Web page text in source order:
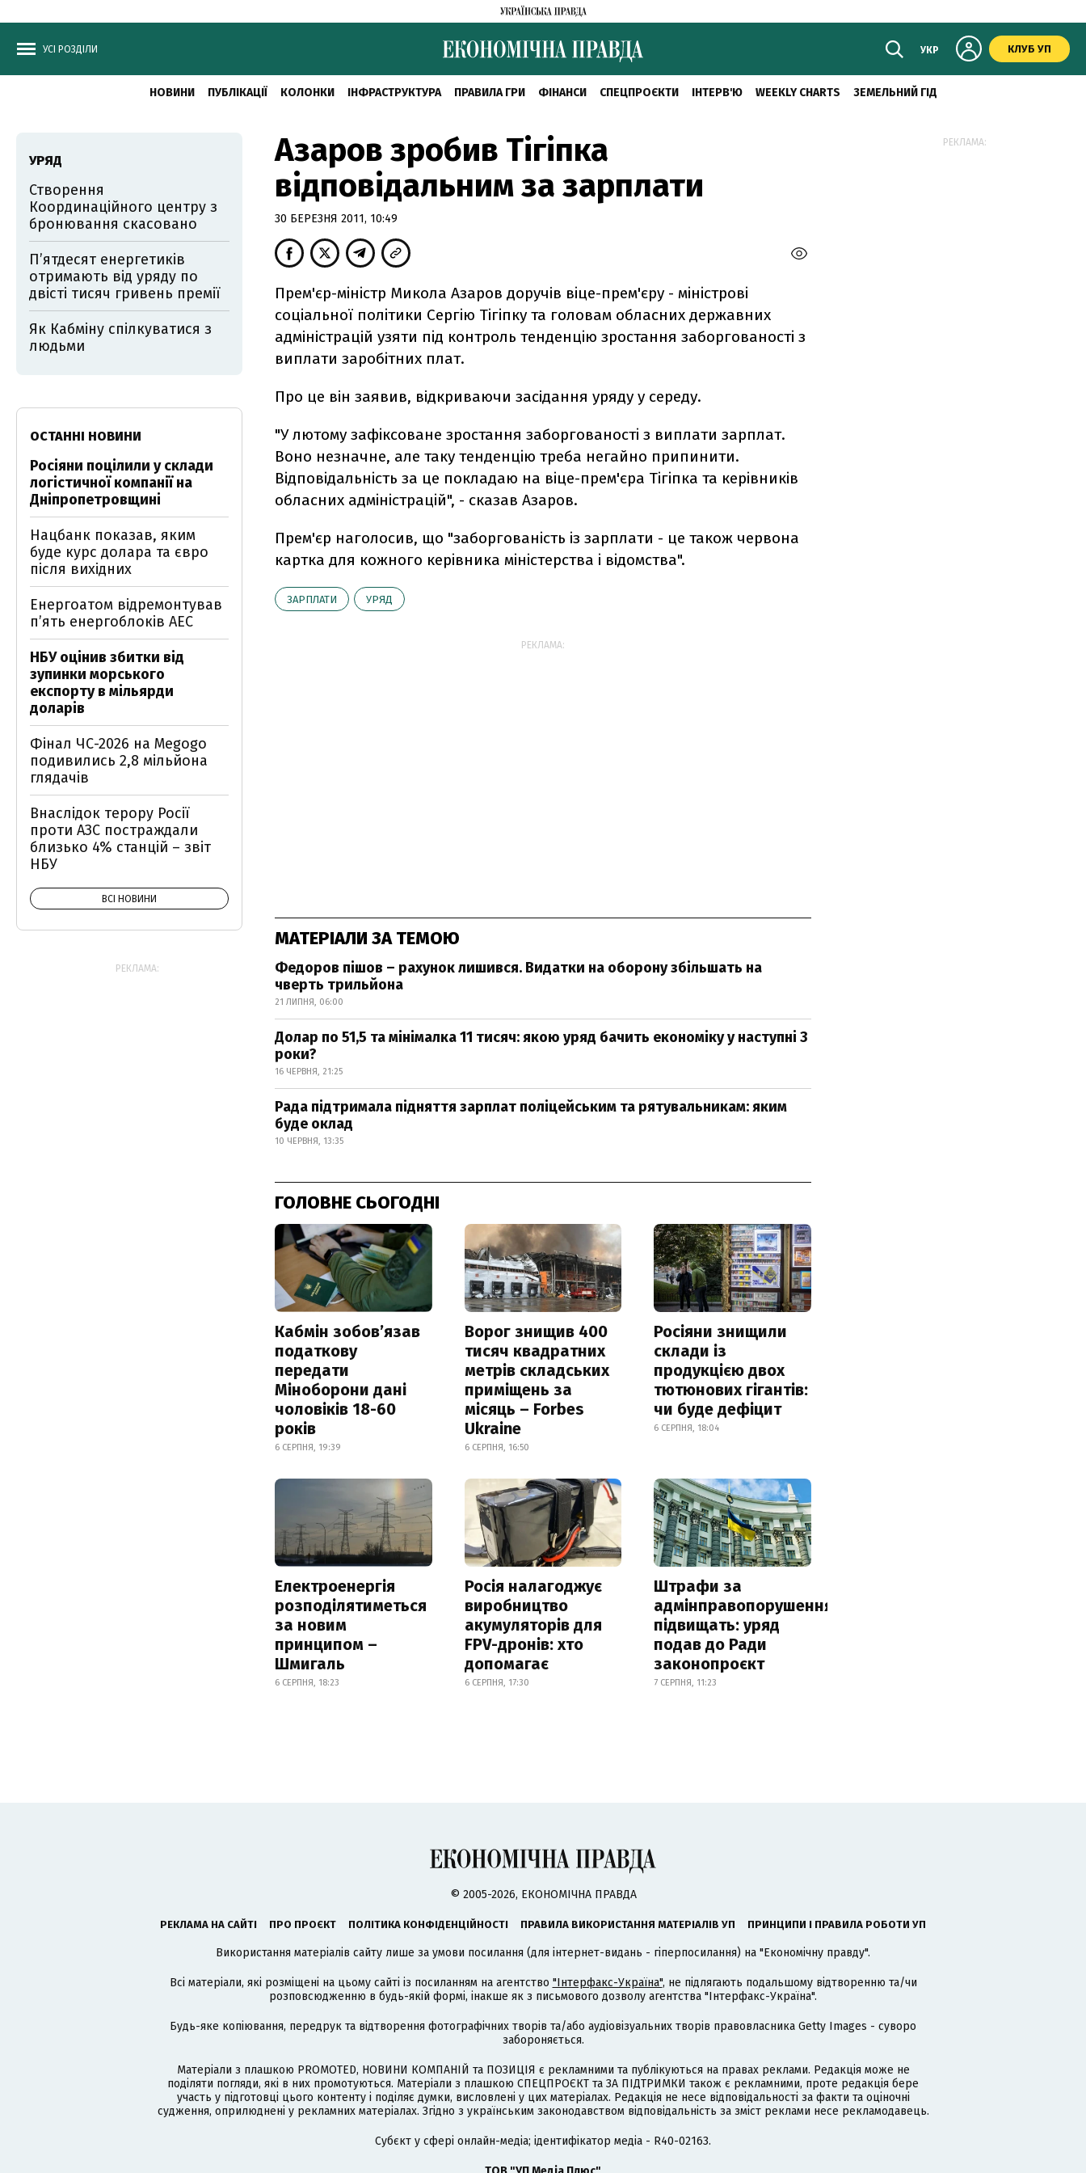
УСІ РОЗДІЛИ УКР КЛУБ УП
НОВИНИ ПУБЛІКАЦІЇ КОЛОНКИ ІНФРАСТРУКТУРА ПРАВИЛА ГРИ ФІНАНСИ СПЕЦПРОЄКТИ ІНТЕРВ'Ю WEEKLY CHARTS ЗЕМЕЛЬНИЙ ГІД
Азаров зробив Тiгiпка
відповідальним за зарплати
30 БЕРЕЗНЯ 2011, 10:49
Прем'єр-мiнiстр Микола Азаров доручів вiце-прем'єру - мiнiстровi
соцiальної полiтики Сергiю Тiгiпку та головам обласних державних
адміністрацій узяти пiд контроль тенденцiю зростання заборгованостi з
виплати заробiтних плат.
Про це він заявив, відкриваючи засідання уряду у середу.
"У лютому зафiксоване зростання заборгованостi з виплати зарплат.
Воно незначне, але таку тенденцiю треба негайно припинити.
Вiдповiдальнiсть за це покладаю на вiце-прем'єра Тiгiпка та керiвникiв
обласних адмiнiстрацiй", - сказав Азаров.
Прем'єр наголосив, що "заборгованiсть iз зарплати - це також червона
картка для кожного керiвника мiнiстерства i вiдомства".
ЗАРПЛАТИ УРЯД
РЕКЛАМА:
МАТЕРІАЛИ ЗА ТЕМОЮ
Федоров пішов – рахунок лишився. Видатки на оборону збільшать на
чверть трильйона
21 ЛИПНЯ, 06:00
Долар по 51,5 та мінімалка 11 тисяч: якою уряд бачить економіку у наступні 3
роки?
16 ЧЕРВНЯ, 21:25
Рада підтримала підняття зарплат поліцейським та рятувальникам: яким
буде оклад
10 ЧЕРВНЯ, 13:35
ГОЛОВНЕ СЬОГОДНІ
Кабмін зобовʼязав
податкову
передати
Міноборони дані
чоловіків 18-60
років
6 СЕРПНЯ, 19:39
Ворог знищив 400
тисяч квадратних
метрів складських
приміщень за
місяць – Forbes
Ukraine
6 СЕРПНЯ, 16:50
Росіяни знищили
склади із
продукцією двох
тютюнових гігантів:
чи буде дефіцит
6 СЕРПНЯ, 18:04
Електроенергія
розподілятиметься
за новим
принципом –
Шмигаль
6 СЕРПНЯ, 18:23
Росія налагоджує
виробництво
акумуляторів для
FPV-дронів: хто
допомагає
6 СЕРПНЯ, 17:30
Штрафи за
адмінправопорушення
підвищать: уряд
подав до Ради
законопроєкт
7 СЕРПНЯ, 11:23
УРЯД
Створення
Координаційного центру з
бронювання скасовано
П’ятдесят енергетиків
отримають від уряду по
двісті тисяч гривень премії
Як Кабміну спілкуватися з
людьми
ОСТАННІ НОВИНИ
Росіяни поцілили у склади
логістичної компанії на
Дніпропетровщині
Нацбанк показав, яким
буде курс долара та євро
після вихідних
Енергоатом відремонтував
п’ять енергоблоків АЕС
НБУ оцінив збитки від
зупинки морського
експорту в мільярди
доларів
Фінал ЧС-2026 на Megogo
подивились 2,8 мільйона
глядачів
Внаслідок терору Росії
проти АЗС постраждали
близько 4% станцій – звіт
НБУ
ВСІ НОВИНИ
РЕКЛАМА:
РЕКЛАМА:
© 2005-2026, ЕКОНОМІЧНА ПРАВДА
РЕКЛАМА НА САЙТІ ПРО ПРОЄКТ ПОЛІТИКА КОНФІДЕНЦІЙНОСТІ ПРАВИЛА ВИКОРИСТАННЯ МАТЕРІАЛІВ УП ПРИНЦИПИ І ПРАВИЛА РОБОТИ УП
Використання матеріалів сайту лише за умови посилання (для інтернет-видань - гіперпосилання) на "Економічну правду".
Всі матеріали, які розміщені на цьому сайті із посиланням на агентство "Інтерфакс-Україна", не підлягають подальшому відтворенню та/чи
розповсюдженню в будь-якій формі, інакше як з письмового дозволу агентства "Інтерфакс-Україна".
Будь-яке копіювання, передрук та відтворення фотографічних творів та/або аудіовізуальних творів правовласника Getty Images - суворо
забороняється.
Матеріали з плашкою PROMOTED, НОВИНИ КОМПАНІЙ та ПОЗИЦІЯ є рекламними та публікуються на правах реклами. Редакція може не
поділяти погляди, які в них промотуються. Матеріали з плашкою СПЕЦПРОЄКТ та ЗА ПІДТРИМКИ також є рекламними, проте редакція бере
участь у підготовці цього контенту і поділяє думки, висловлені у цих матеріалах. Редакція не несе відповідальності за факти та оціночні
судження, оприлюднені у рекламних матеріалах. Згідно з українським законодавством відповідальність за зміст реклами несе рекламодавець.
Cубєкт у сфері онлайн-медіа; ідентифікатор медіа - R40-02163.